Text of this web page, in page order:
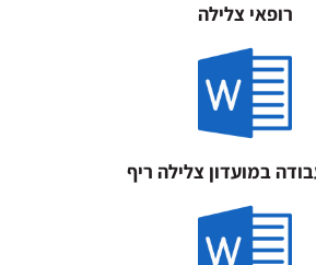
רופאי צלילה
במועדון צלילה ריף